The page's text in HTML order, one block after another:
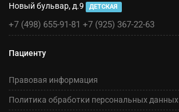
Новый бульвар, д.9 ДЕТСКАЯ
+7 (498) 655-91-81 +7 (925) 367-22-63
Пациенту
Правовая информация
Политика обработки персональных данных